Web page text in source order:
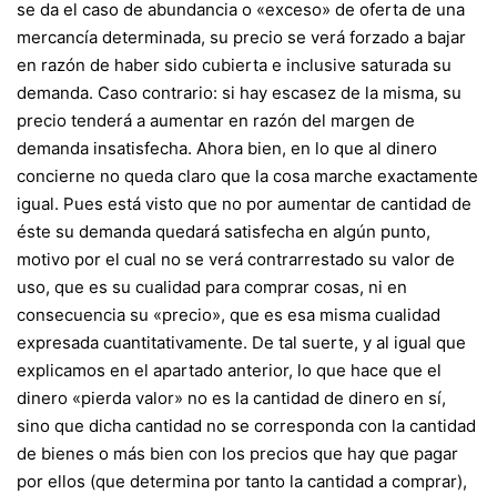
se da el caso de abundancia o «exceso» de oferta de una
mercancía determinada, su precio se verá forzado a bajar
en razón de haber sido cubierta e inclusive saturada su
demanda. Caso contrario: si hay escasez de la misma, su
precio tenderá a aumentar en razón del margen de
demanda insatisfecha. Ahora bien, en lo que al dinero
concierne no queda claro que la cosa marche exactamente
igual. Pues está visto que no por aumentar de cantidad de
éste su demanda quedará satisfecha en algún punto,
motivo por el cual no se verá contrarrestado su valor de
uso, que es su cualidad para comprar cosas, ni en
consecuencia su «precio», que es esa misma cualidad
expresada cuantitativamente. De tal suerte, y al igual que
explicamos en el apartado anterior, lo que hace que el
dinero «pierda valor» no es la cantidad de dinero en sí,
sino que dicha cantidad no se corresponda con la cantidad
de bienes o más bien con los precios que hay que pagar
por ellos (que determina por tanto la cantidad a comprar),